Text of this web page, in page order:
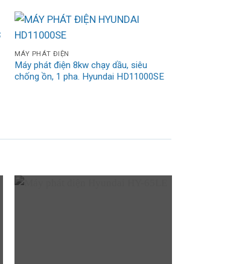
MÁY PHÁT ĐIỆN
Máy phát điện 8kw chạy dầu, siêu
chống ồn, 1 pha. Hyundai HD11000SE